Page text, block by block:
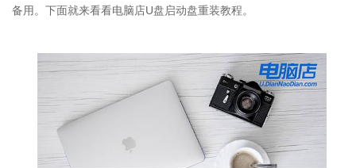
备用。下面就来看看电脑店U盘启动盘重装教程。